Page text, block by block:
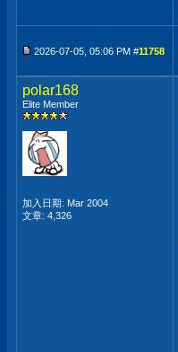
2026-07-05, 05:06 PM #11758
polar168
Elite Member
加入日期: Mar 2004
文章: 4,326